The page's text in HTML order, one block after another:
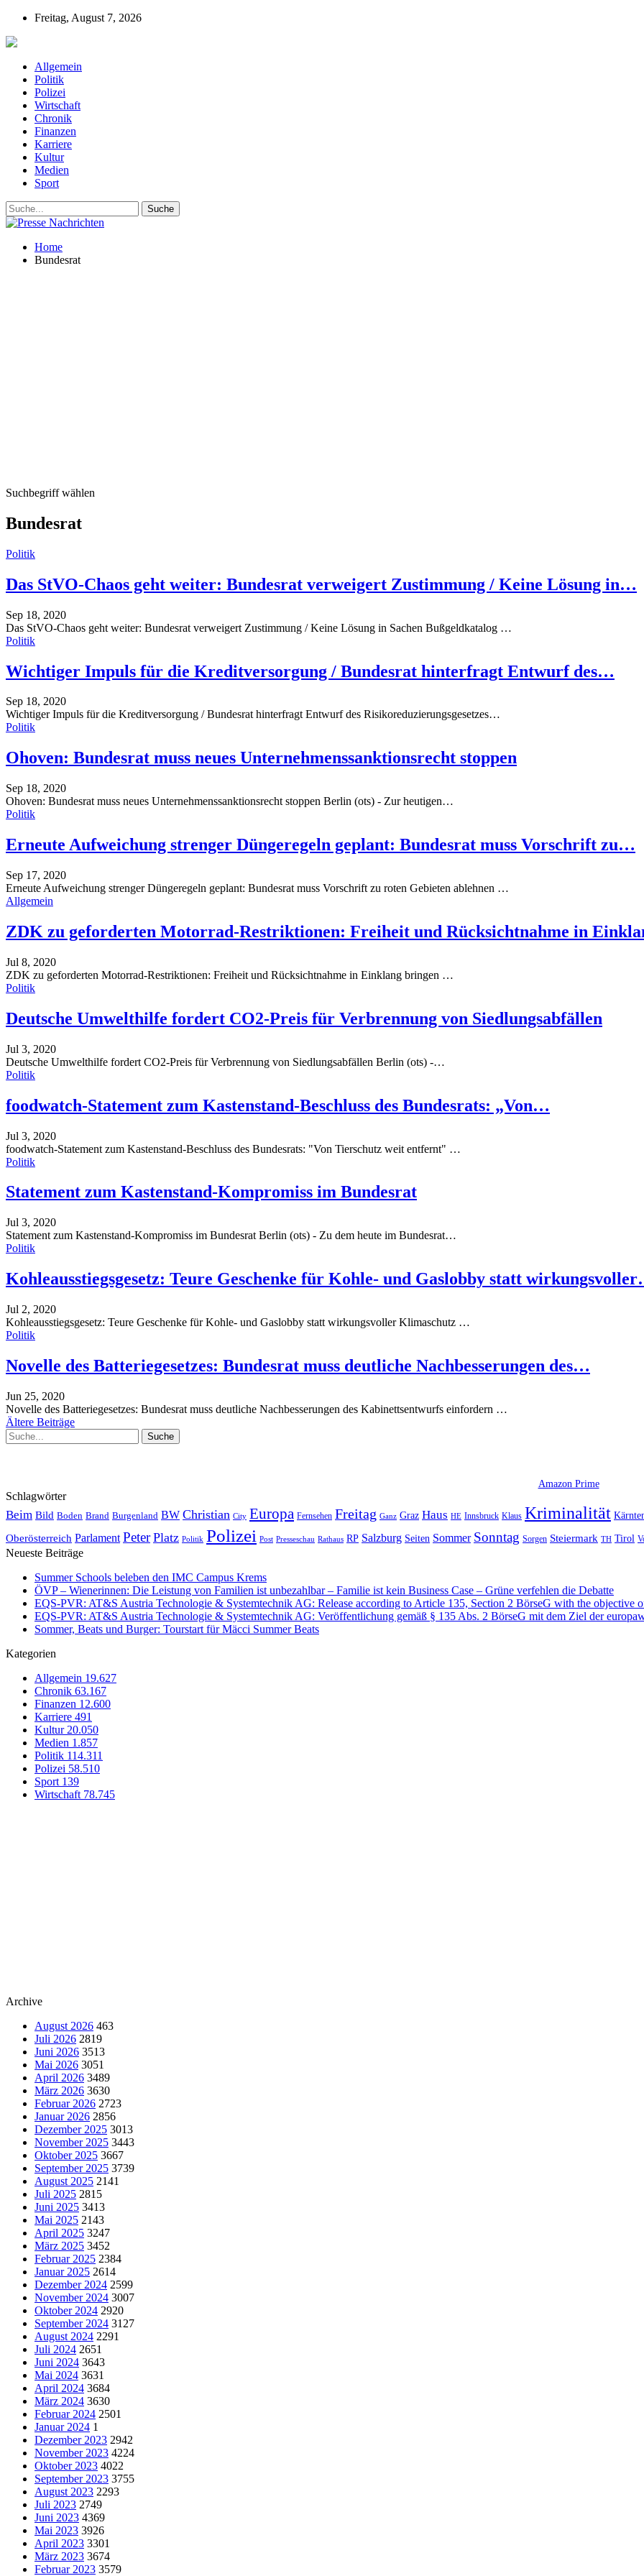
Freitag, August 7, 2026
Allgemein
Politik
Polizei
Wirtschaft
Chronik
Finanzen
Karriere
Kultur
Medien
Sport
Home
Bundesrat
Suchbegriff wählen
Bundesrat
Politik
Das StVO-Chaos geht weiter: Bundesrat verweigert Zustimmung / Keine Lösung in…
Sep 18, 2020
Das StVO-Chaos geht weiter: Bundesrat verweigert Zustimmung / Keine Lösung in Sachen Bußgeldkatalog …
Politik
Wichtiger Impuls für die Kreditversorgung / Bundesrat hinterfragt Entwurf des…
Sep 18, 2020
Wichtiger Impuls für die Kreditversorgung / Bundesrat hinterfragt Entwurf des Risikoreduzierungsgesetzes…
Politik
Ohoven: Bundesrat muss neues Unternehmenssanktionsrecht stoppen
Sep 18, 2020
Ohoven: Bundesrat muss neues Unternehmenssanktionsrecht stoppen Berlin (ots) - Zur heutigen…
Politik
Erneute Aufweichung strenger Düngeregeln geplant: Bundesrat muss Vorschrift zu…
Sep 17, 2020
Erneute Aufweichung strenger Düngeregeln geplant: Bundesrat muss Vorschrift zu roten Gebieten ablehnen …
Allgemein
ZDK zu geforderten Motorrad-Restriktionen: Freiheit und Rücksichtnahme in
Jul 8, 2020
ZDK zu geforderten Motorrad-Restriktionen: Freiheit und Rücksichtnahme in Einklang bringen …
Politik
Deutsche Umwelthilfe fordert CO2-Preis für Verbrennung von Siedlungsabfällen
Jul 3, 2020
Deutsche Umwelthilfe fordert CO2-Preis für Verbrennung von Siedlungsabfällen Berlin (ots) -…
Politik
foodwatch-Statement zum Kastenstand-Beschluss des Bundesrats: „Von…
Jul 3, 2020
foodwatch-Statement zum Kastenstand-Beschluss des Bundesrats: "Von Tierschutz weit entfernt" …
Politik
Statement zum Kastenstand-Kompromiss im Bundesrat
Jul 3, 2020
Statement zum Kastenstand-Kompromiss im Bundesrat Berlin (ots) - Zu dem heute im Bundesrat…
Politik
Kohleausstiegsgesetz: Teure Geschenke für Kohle- und Gaslobby statt
Jul 2, 2020
Kohleausstiegsgesetz: Teure Geschenke für Kohle- und Gaslobby statt wirkungsvoller Klimaschutz …
Politik
Novelle des Batteriegesetzes: Bundesrat muss deutliche Nachbesserungen des…
Jun 25, 2020
Novelle des Batteriegesetzes: Bundesrat muss deutliche Nachbesserungen des Kabinettsentwurfs einfordern …
Ältere Beiträge
Amazon Prime
Schlagwörter
Beim Bild Boden Brand Burgenland BW Christian City Europa Fernsehen Freitag Ganz Graz Haus HE Innsbruck Klaus Kriminalität
Oberösterreich Parlament Peter Platz Politik Polizei Post Presseschau Rathaus RP Salzburg Seiten Sommer Sonntag Sorgen Steiermark TH Tirol
Neueste Beiträge
Summer Schools beleben den IMC Campus Krems
ÖVP – Wienerinnen: Die Leistung von Familien ist unbezahlbar – Familie ist kein Business Case – Grüne verfehlen die Debatte
EQS-PVR: AT&S Austria Technologie & Systemtechnik AG: Release according to Article 135, Section 2 BörseG with the objective
EQS-PVR: AT&S Austria Technologie & Systemtechnik AG: Veröffentlichung gemäß § 135 Abs. 2 BörseG mit dem Ziel der
Sommer, Beats und Burger: Tourstart für Mäcci Summer Beats
Kategorien
Allgemein 19.627
Chronik 63.167
Finanzen 12.600
Karriere 491
Kultur 20.050
Medien 1.857
Politik 114.311
Polizei 58.510
Sport 139
Wirtschaft 78.745
Archive
August 2026 463
Juli 2026 2819
Juni 2026 3513
Mai 2026 3051
April 2026 3489
März 2026 3630
Februar 2026 2723
Januar 2026 2856
Dezember 2025 3013
November 2025 3443
Oktober 2025 3667
September 2025 3739
August 2025 2141
Juli 2025 2815
Juni 2025 3413
Mai 2025 2143
April 2025 3247
März 2025 3452
Februar 2025 2384
Januar 2025 2614
Dezember 2024 2599
November 2024 3007
Oktober 2024 2920
September 2024 3127
August 2024 2291
Juli 2024 2651
Juni 2024 3643
Mai 2024 3631
April 2024 3684
März 2024 3630
Februar 2024 2501
Januar 2024 1
Dezember 2023 2942
November 2023 4224
Oktober 2023 4022
September 2023 3755
August 2023 2293
Juli 2023 2749
Juni 2023 4369
Mai 2023 3926
April 2023 3301
März 2023 3674
Februar 2023 3579